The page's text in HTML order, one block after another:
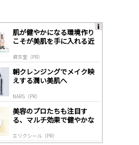
肌が健やかになる環境作り
こそが美肌を手に入れる近
資生堂（PR）
朝クレンジングでメイク映
えする潤い美肌へ
NARS（PR）
美容のプロたちも注目す
る、マルチ効果で健やかな
エリクシール（PR）